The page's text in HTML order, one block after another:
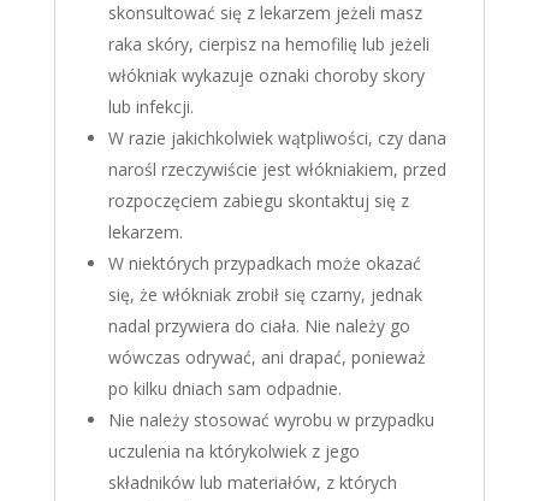
skonsultować się z lekarzem jeżeli masz
raka skóry, cierpisz na hemofilię lub jeżeli
włókniak wykazuje oznaki choroby skory
lub infekcji.
W razie jakichkolwiek wątpliwości, czy dana
narośl rzeczywiście jest włókniakiem, przed
rozpoczęciem zabiegu skontaktuj się z
lekarzem.
W niektórych przypadkach może okazać
się, że włókniak zrobił się czarny, jednak
nadal przywiera do ciała. Nie należy go
wówczas odrywać, ani drapać, ponieważ
po kilku dniach sam odpadnie.
Nie należy stosować wyrobu w przypadku
uczulenia na którykolwiek z jego
składników lub materiałów, z których